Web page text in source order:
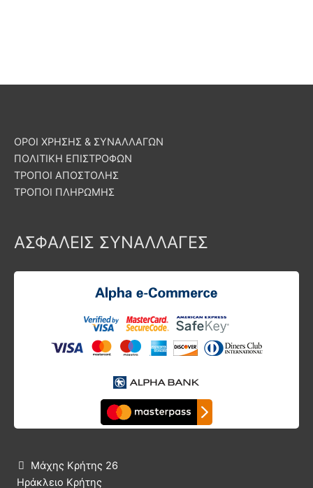
ΟΡΟΙ ΧΡΗΣΗΣ & ΣΥΝΑΛΛΑΓΩΝ
ΠΟΛΙΤΙΚΗ ΕΠΙΣΤΡΟΦΩΝ
ΤΡΟΠΟΙ ΑΠΟΣΤΟΛΗΣ
ΤΡΟΠΟΙ ΠΛΗΡΩΜΗΣ
ΑΣΦΑΛΕΙΣ ΣΥΝΑΛΛΑΓΕΣ

Μάχης Κρήτης 26
Ηράκλειο Κρήτης